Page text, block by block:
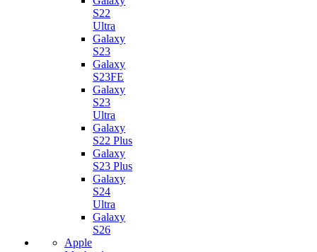
S22
Ultra
Galaxy
S23
Galaxy
S23FE
Galaxy
S23
Ultra
Galaxy
S22 Plus
Galaxy
S23 Plus
Galaxy
S24
Ultra
Galaxy
S26
Apple